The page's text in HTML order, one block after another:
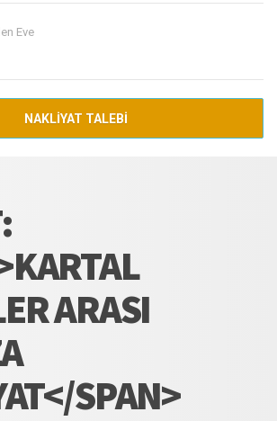
Eve
NAKLİYAT TALEBİ
ARASI
SPAN>